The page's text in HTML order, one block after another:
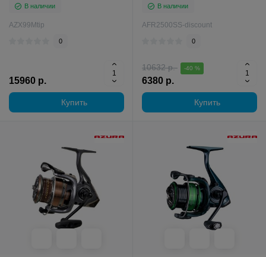
В наличии
AZX99Mtip
0
15960 р.
Купить
В наличии
AFR2500SS-discount
0
10632 р. -40 %
6380 р.
Купить